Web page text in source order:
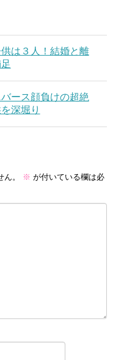
は３人！結婚と離
ース顔負けの超絶
深堀り
。 ※ が付いている欄は必